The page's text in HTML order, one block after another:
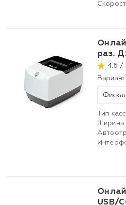
раз.
4.6 /
Вариант
Тип
Ширина
USB/